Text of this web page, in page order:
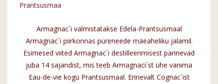
Prantsusmaa
Armagnac`i valmistatakse Edela-Prantsusmaal
Armagnac`i piirkonnas püreneede mäeaheliku jalamil.
Esimesed viited Armagnac`i destilleerimisest pärinevad
juba 14 sajandist, mis teeb Armagnaci`st ühe vanima
Eau-de-vie kogu Prantsusmaal. Erinevalt Cognac`ist